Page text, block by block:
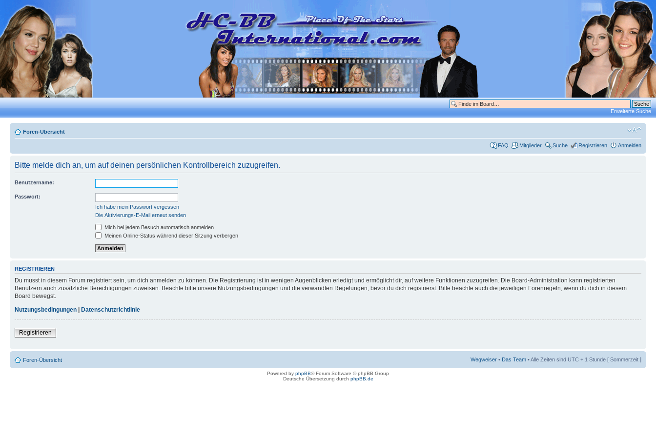
Erweiterte Suche
Foren-Übersicht
FAQ Mitglieder Suche Registrieren Anmelden
Bitte melde dich an, um auf deinen persönlichen Kontrollbereich zuzugreifen.
Benutzername:
Passwort:
Ich habe mein Passwort vergessen
Die Aktivierungs-E-Mail erneut senden
Mich bei jedem Besuch automatisch anmelden
Meinen Online-Status während dieser Sitzung verbergen
REGISTRIEREN
Du musst in diesem Forum registriert sein, um dich anmelden zu können. Die Registrierung ist in wenigen Augenblicken erledigt und ermöglicht dir, auf weitere Funktionen zuzugreifen. Die Board-Administration kann registrierten
Benutzern auch zusätzliche Berechtigungen zuweisen. Beachte bitte unsere Nutzungsbedingungen und die verwandten Regelungen, bevor du dich registrierst. Bitte beachte auch die jeweiligen Forenregeln, wenn du dich in diesem
Board bewegst.
Nutzungsbedingungen | Datenschutzrichtlinie
Registrieren
Foren-Übersicht Wegweiser • Das Team • Alle Zeiten sind UTC + 1 Stunde [ Sommerzeit ]
Powered by phpBB® Forum Software © phpBB Group
Deutsche Übersetzung durch phpBB.de